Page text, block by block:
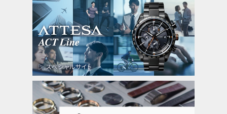
1/20秒クロノグラフ(24時間計)
ダブルダイレクトフライト
ワールドタイム機能(39時差)
サマータイム機能
デュアルタイム機能
ホーム/ローカルタイム切替機能
パーフェックス(JIS1種耐磁、衝撃検知機
能、針自動補正機能)
アラーム